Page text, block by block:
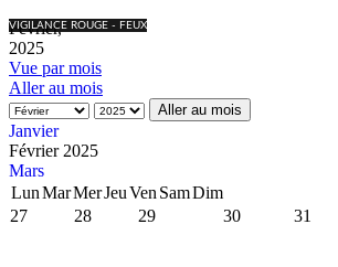
VIGILANCE ROUGE - FEUX
Février,
2025
Vue par mois
Aller au mois
Aller au mois
Janvier
Février 2025
Mars
LunMarMerJeuVen SamDim
27
28 29 30 31